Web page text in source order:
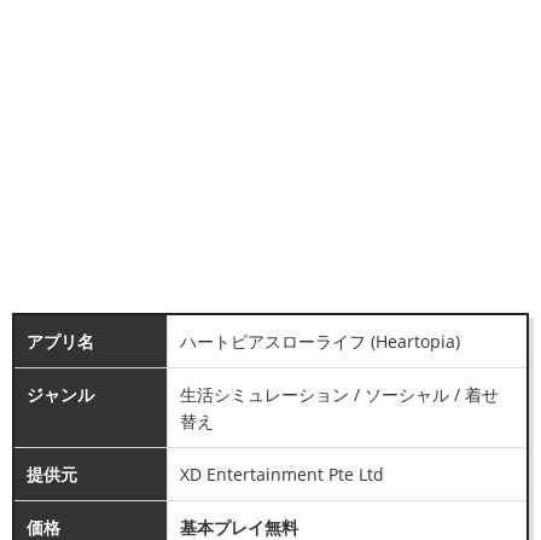
アプリ名 ハートピアスローライフ (Heartopia)
ジャンル
生活シミュレーション / ソーシャル / 着せ
替え
提供元 XD Entertainment Pte Ltd
価格 基本プレイ無料